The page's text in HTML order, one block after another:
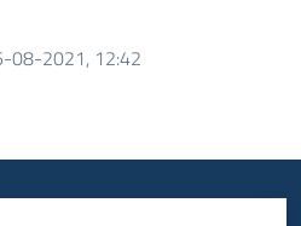
08-2021, 12:42